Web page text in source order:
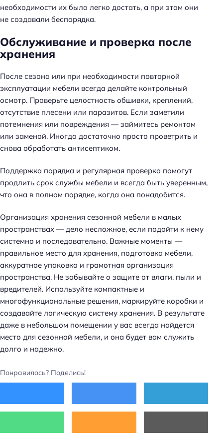
необходимости их было легко достать, а при этом они
не создавали беспорядка.
Обслуживание и проверка после
хранения
После сезона или при необходимости повторной
эксплуатации мебели всегда делайте контрольный
осмотр. Проверьте целостность обшивки, креплений,
отсутствие плесени или паразитов. Если заметили
потемнения или повреждения — займитесь ремонтом
или заменой. Иногда достаточно просто проветрить и
снова обработать антисептиком.
Поддержка порядка и регулярная проверка помогут
продлить срок службы мебели и всегда быть уверенным,
что она в полном порядке, когда она понадобится.
Организация хранения сезонной мебели в малых
пространствах — дело несложное, если подойти к нему
системно и последовательно. Важные моменты —
правильное место для хранения, подготовка мебели,
аккуратное упаковка и грамотная организация
пространства. Не забывайте о защите от влаги, пыли и
вредителей. Используйте компактные и
многофункциональные решения, маркируйте коробки и
создавайте логическую систему хранения. В результате
даже в небольшом помещении у вас всегда найдется
место для сезонной мебели, и она будет вам служить
долго и надежно.
Понравилось? Поделись!